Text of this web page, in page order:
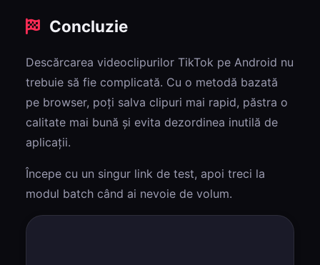
comparativ cu descărcarea directă a fișierului.
Concluzie
Descărcarea videoclipurilor TikTok pe Android nu
trebuie să fie complicată. Cu o metodă bazată
pe browser, poți salva clipuri mai rapid, păstra o
calitate mai bună și evita dezordinea inutilă de
aplicații.
Începe cu un singur link de test, apoi treci la
modul batch când ai nevoie de volum.